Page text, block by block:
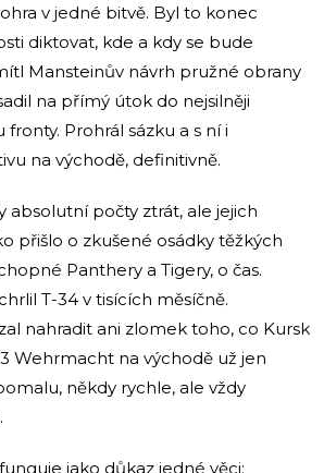
v jedné bitvě. Byl to konec
diktovat, kde a kdy se bude
Mansteinův návrh pružné obrany
na přímý útok do nejsilněji
Prohrál sázku a s ní i
na východě, definitivně.
absolutní počty ztrát, ale jejich
přišlo o zkušené osádky těžkých
Panthery a Tigery, o čas.
T-34 v tisících měsíčně.
nahradit ani zlomek toho, co Kursk
Wehrmacht na východě už jen
někdy rychle, ale vždy
jako důkaz jedné věci: